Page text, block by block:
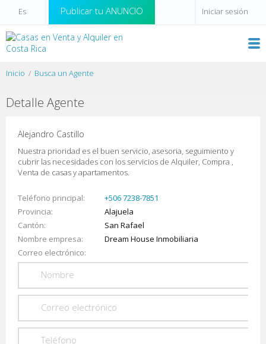
Publicar tu ANUNCIO Iniciar sesión
Inicio Busca un Agente
Detalle Agente
Alejandro Castillo
Nuestra prioridad es el buen servicio, asesoria, seguimiento y
cubrir las necesidades con los servicios de Alquiler, Compra ,
Venta de casas y apartamentos.
Teléfono principal
+506 7238-7851
Provincia
Alajuela
Cantón
San Rafael
Nombre empresa
Dream House Inmobiliaria
Correo electrónico